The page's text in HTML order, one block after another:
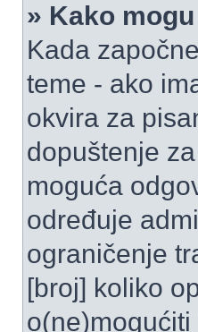
» Kako
Kada
teme - ako
okvira za
dopuštenje
moguća
određuje
ograničenje
[broj] koliko
o(ne)mogućiti